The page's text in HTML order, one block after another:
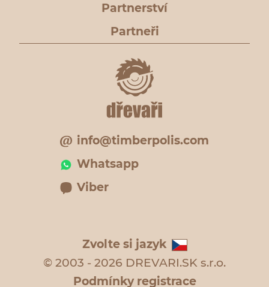
Partnerství
Partneři
info@timberpolis.com
Whatsapp
Viber
Zvolte si jazyk
© 2003 - 2026 DREVARI.SK s.r.o.
Podmínky registrace